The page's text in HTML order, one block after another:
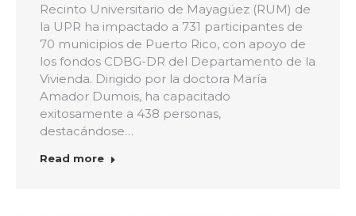
Recinto Universitario de Mayagüez (RUM) de
la UPR ha impactado a 731 participantes de
70 municipios de Puerto Rico, con apoyo de
los fondos CDBG-DR del Departamento de la
Vivienda. Dirigido por la doctora María
Amador Dumois, ha capacitado
exitosamente a 438 personas,
destacándose…
Read more